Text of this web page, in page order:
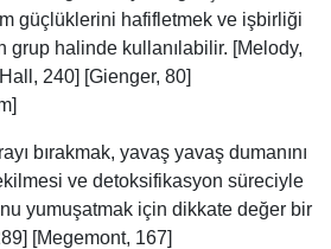
güçlüklerini hafifletmek ve işbirliği
grup halinde kullanılabilir. [Melody,
240] [Gienger, 80]
bırakmak, yavaş yavaş dumanını
ve detoksifikasyon süreciyle
yumuşatmak için dikkate değer bir
[Megemont, 167]